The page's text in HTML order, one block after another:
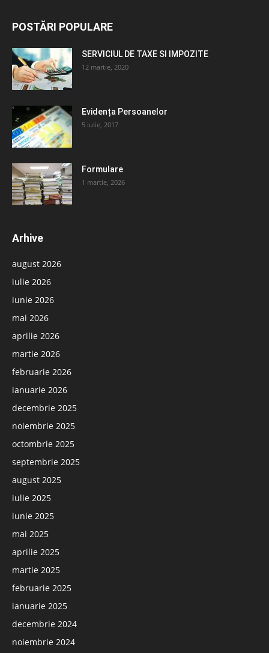
POSTĂRI POPULARE
SERVICIUL DE TAXE SI IMPOZITE
12 martie, 2020
Evidența Persoanelor
5 iulie, 2017
Formulare
1 martie, 2026
Arhive
august 2026
iulie 2026
iunie 2026
mai 2026
aprilie 2026
martie 2026
februarie 2026
ianuarie 2026
decembrie 2025
noiembrie 2025
octombrie 2025
septembrie 2025
august 2025
iulie 2025
iunie 2025
mai 2025
aprilie 2025
martie 2025
februarie 2025
ianuarie 2025
decembrie 2024
noiembrie 2024